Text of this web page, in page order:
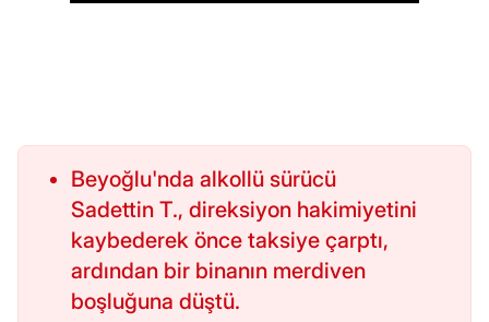
Beyoğlu'nda alkollü sürücü
Sadettin T., direksiyon hakimiyetini
kaybederek önce taksiye çarptı,
ardından bir binanın merdiven
boşluğuna düştü.